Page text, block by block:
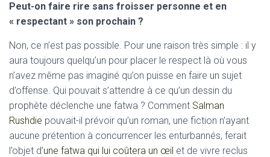
Peut-on faire rire sans froisser personne et en
« respectant » son prochain ?
Non, ce n’est pas possible. Pour une raison très simple : il y
aura toujours quelqu’un pour placer le respect là où vous
n’avez même pas imaginé qu’on puisse en faire un sujet
d’offense. Qui pouvait s’attendre à ce qu’un dessin du
prophète déclenche une fatwa ? Comment Salman
Rushdie pouvait-il prévoir qu’un roman, une fiction n’ayant
aucune prétention à concurrencer les enturbannés, ferait
l’objet d’une fatwa qui lui coûtera un œil et de vivre reclus